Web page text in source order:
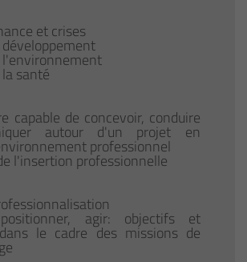
et crises
l'environnement
santé
capable de concevoir, conduire
autour d'un projet en
professionnel
l'insertion professionnelle
agir: objectifs et
le cadre des missions de